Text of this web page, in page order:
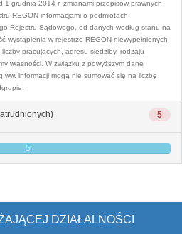
1 grudnia 2014 r. zmianami przepisów prawnych
REGON informacjami o podmiotach
Rejestru Sądowego, od danych według stanu na
wystąpienia w rejestrze REGON niewypełnionych
pracujących, adresu siedziby, rodzaju
własności. W związku z powyższym dane
ww. informacji mogą nie sumować się na liczbę
5
5
DZIAŁALNOŚCI